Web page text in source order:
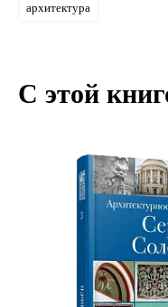
архитектура
С этой